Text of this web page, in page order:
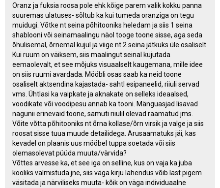
Oranz ja fuksia roosa pole ehk kõige parem valik kokku panna
suuremas ulatuses- sõltub ka kui tumeda oranziga on tegu
muidugi. Võtke nt seina põhitooniks heledam ja siis 1 seina
shablooni või seinamaalingu näol tooge toone sisse, aga seda
õhulisemal, õrnemal kujul ja viige nt 2 seina jätkuks üle osaliselt.
Kui ruum on väiksem, siis maalingut seinal kujutada
eemaolevalt, et see mõjuks visuaalselt kaugemana, mille idee
on siis ruumi avardada. Mööbli osas saab ka neid toone
osaliselt aktsendina kajastada- sahtl esipaneelid, riiuli servad
vms. Ühtlasi ka vaipkate ja aknakate on selleks ideaalsed,
voodikate või voodipesu annab ka tooni. Mänguasjad lisavad
nagunii erinevaid toone, samuti riiulil olevad raamatud jms.
Võite võtta põhitooniks nt õrna kollase/õrn virsik ja valge ja siis
roosat sisse tuua muude detailidega. Arusaamatuks jäi, kas
kevadel on plaanis uus mööbel tuppa soetada või siis
olemasolevat püüda muuta/värvida?
Võttes arvesse ka, et see iga on selline, kus on vaja ka juba
kooliks valmistuda jne, siis väga kirju lahendus võib last pigem
väsitada ja närviliseks muuta- kõik on väga individuaalne